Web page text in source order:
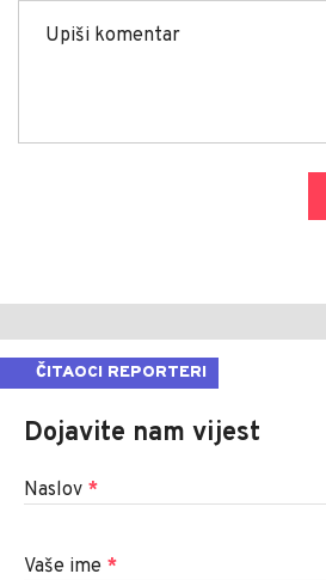
ČITAOCI REPORTERI
Dojavite nam vijest
Naslov *
Vaše ime *